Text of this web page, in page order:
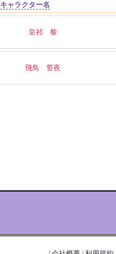
キャラクター名
皇祁 黎
飛鳥 誓夜